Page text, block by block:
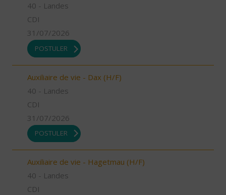
40 - Landes
CDI
31/07/2026
POSTULER
Auxiliaire de vie - Dax (H/F)
40 - Landes
CDI
31/07/2026
POSTULER
Auxiliaire de vie - Hagetmau (H/F)
40 - Landes
CDI